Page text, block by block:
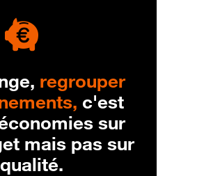
regrouper
c'est
sur
mais pas sur